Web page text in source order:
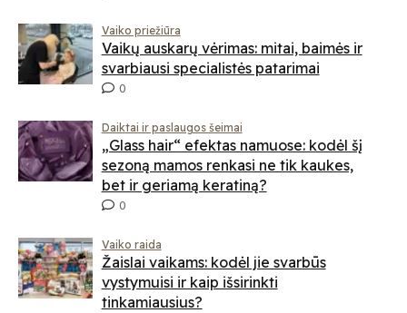
Vaiko priežiūra
Vaikų auskarų vėrimas: mitai, baimės ir
svarbiausi specialistės patarimai
0
Daiktai ir paslaugos šeimai
„Glass hair“ efektas namuose: kodėl šį
sezoną mamos renkasi ne tik kaukes,
bet ir geriamą keratiną?
0
Vaiko raida
Žaislai vaikams: kodėl jie svarbūs
vystymuisi ir kaip išsirinkti
tinkamiausius?